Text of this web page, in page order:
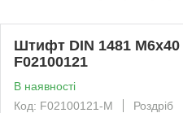
Штифт DIN 1481 M6x40
F02100121
В наявності
Код: F02100121-M
Роздріб